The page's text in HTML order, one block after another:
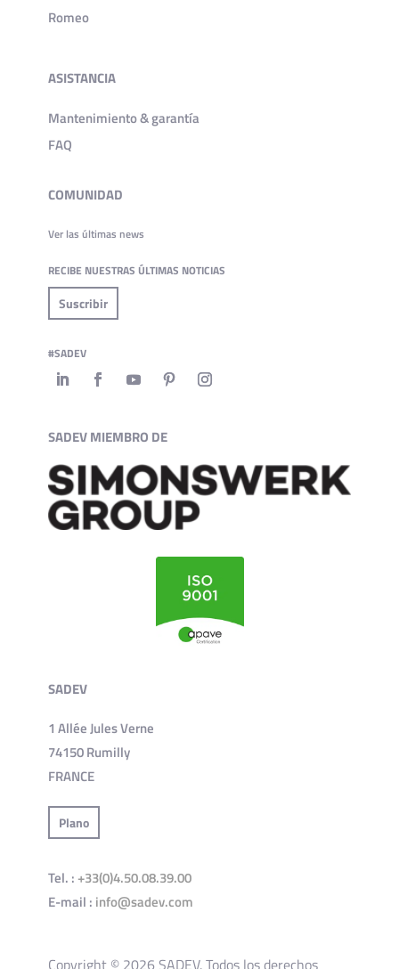
Romeo
ASISTANCIA
Mantenimiento & garantía
FAQ
COMUNIDAD
Ver las últimas news
RECIBE NUESTRAS ÚLTIMAS NOTICIAS
Suscribir
#SADEV
SADEV MIEMBRO DE
SADEV
1 Allée Jules Verne
74150 Rumilly
FRANCE
Plano
Tel. : +33(0)4.50.08.39.00
E-mail : info@sadev.com